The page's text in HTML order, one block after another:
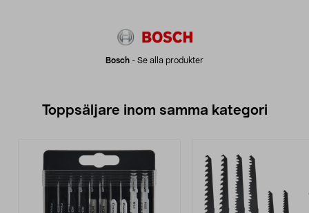
Bosch - Se alla produkter
Toppsäljare inom samma kategori